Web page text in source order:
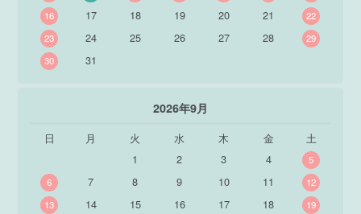
16
17 18 19 20 21
22
23
24 25 26 27 28
29
30
31
2026年9月
日 月 火 水 木 金
土
1
2 3 4
5
6
7 8 9 10 11
12
13
14 15 16 17 18
19